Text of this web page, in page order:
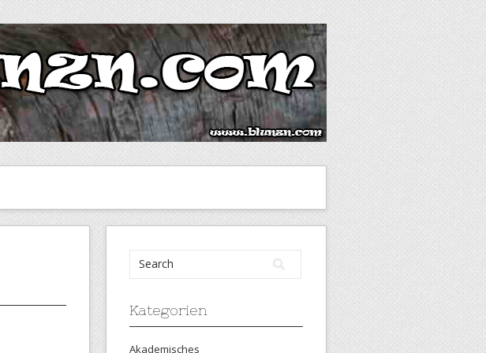
Kategorien
Akademisches